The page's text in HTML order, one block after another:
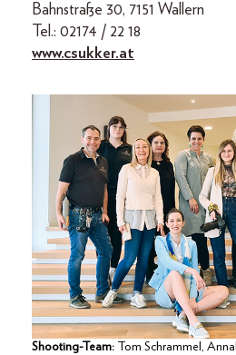
Bahnstraße 30, 7151 Wallern
Tel.: 02174 / 22 18
www.csukker.at
Shooting-Team:
Tom Schrammel,